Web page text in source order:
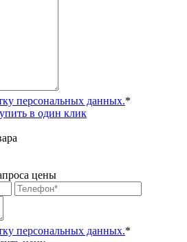
персональных данных.*
в один клик
цены
персональных данных.*